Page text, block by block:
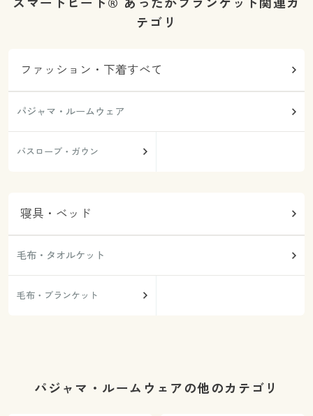
テゴリ
ファッション・下着すべて
パジャマ・ルームウェア
バスローブ・ガウン
寝具・ベッド
毛布・タオルケット
毛布・ブランケット
パジャマ・ルームウェアの他のカテゴリ